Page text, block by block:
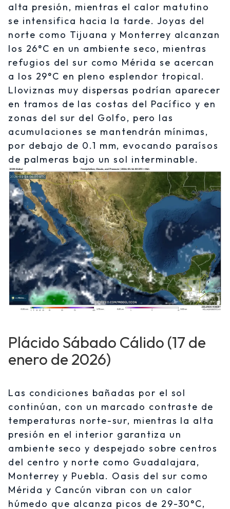
alta presión, mientras el calor matutino
se intensifica hacia la tarde. Joyas del
norte como Tijuana y Monterrey alcanzan
los 26°C en un ambiente seco, mientras
refugios del sur como Mérida se acercan
a los 29°C en pleno esplendor tropical.
Lloviznas muy dispersas podrían aparecer
en tramos de las costas del Pacífico y en
zonas del sur del Golfo, pero las
acumulaciones se mantendrán mínimas,
por debajo de 0.1 mm, evocando paraísos
de palmeras bajo un sol interminable.
Plácido Sábado Cálido (17 de
enero de 2026)
Las condiciones bañadas por el sol
continúan, con un marcado contraste de
temperaturas norte-sur, mientras la alta
presión en el interior garantiza un
ambiente seco y despejado sobre centros
del centro y norte como Guadalajara,
Monterrey y Puebla. Oasis del sur como
Mérida y Cancún vibran con un calor
húmedo que alcanza picos de 29-30°C,